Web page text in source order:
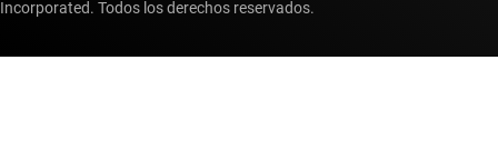
Incorporated. Todos los derechos reservados.